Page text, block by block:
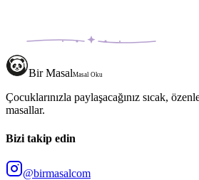
Bir MasalMasal Oku
Çocuklarınızla paylaşacağınız sıcak,
masallar.
Bizi takip edin
@birmasalcom